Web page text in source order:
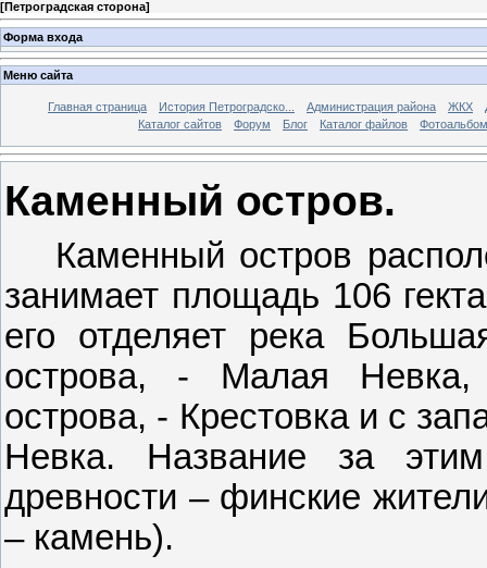
[Петроградская сторона]
Форма входа
Меню сайта
Главная страница История Петроградско... Администрация района ЖКХ
Каталог сайтов
Форум Блог Каталог файлов
Каменный остров.
Каменный остров
занимает площадь 106
его отделяет река
острова, - Малая Невка,
острова, - Крестовка и с
Невка. Название за
древности – финские
– камень).